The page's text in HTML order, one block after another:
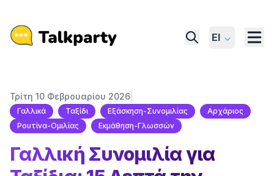
El
Τρίτη 10 Φεβρουαρίου 2026
Γαλλικά Ταξίδι Εξάσκηση-Συνομιλίας
Αρχάριος
Ρουτίνα-Ομιλίας
Εκμάθηση-Γλωσσών
Γαλλική Συνομιλία για